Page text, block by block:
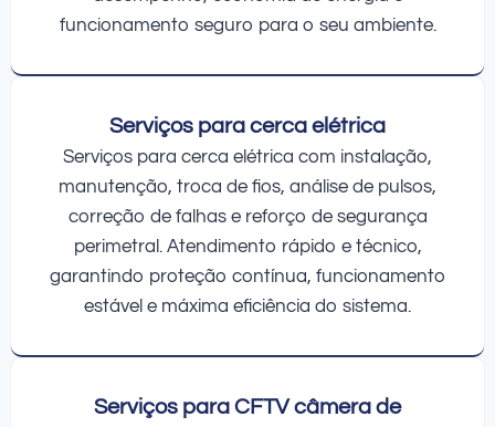
funcionamento seguro para o seu ambiente.
Serviços para cerca elétrica
Serviços para cerca elétrica com instalação,
manutenção, troca de fios, análise de pulsos,
correção de falhas e reforço de segurança
perimetral. Atendimento rápido e técnico,
garantindo proteção contínua, funcionamento
estável e máxima eficiência do sistema.
Serviços para CFTV câmera de